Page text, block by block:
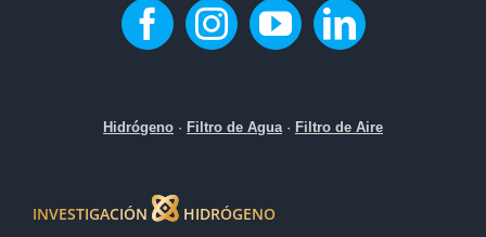
Hidrógeno · Filtro de Agua· Filtro de Aire
INVESTIGACIÓN HIDRÓGENO